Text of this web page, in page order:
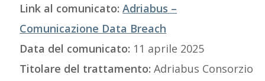
Link al comunicato: Adriabus –
Comunicazione Data Breach
Data del comunicato: 11 aprile 2025
Titolare del trattamento: Adriabus Consorzio